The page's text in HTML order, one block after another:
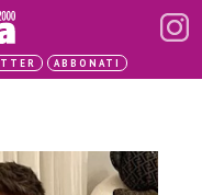
ABBONATI